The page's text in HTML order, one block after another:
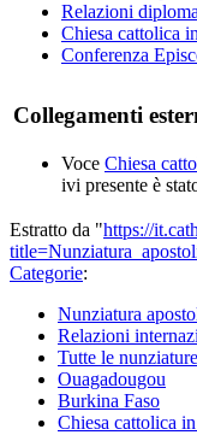
Relazioni
Chiesa cattolica
Conferenza
Collegamenti
Voce Chiesa
ivi presente è
Estratto da "https://
Categorie:
Nunziatura
Relazioni
Tutte le
Ouagadougou
Burkina Faso
Chiesa cattolica